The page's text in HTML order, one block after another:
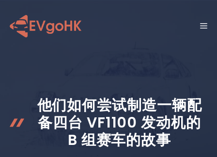
菜
他们如何尝试制造一辆配
备四台 VF1100 发动机的
B 组赛车的故事